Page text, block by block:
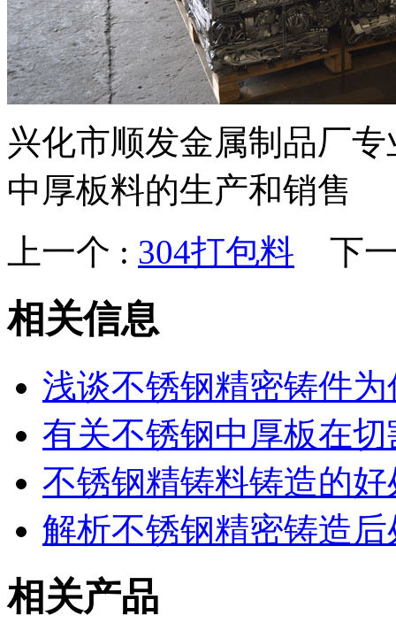
兴化市顺发金属制品厂
中厚板料的生产和销售
上一个 : 304打包料 下
相关信息
浅谈不锈钢精密铸件
有关不锈钢中厚板在
不锈钢精铸料铸造的好
解析不锈钢精密铸造
相关产品